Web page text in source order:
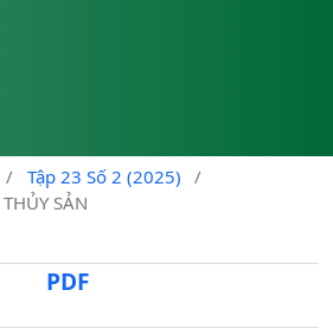
/ Tập 23 Số 2 (2025)
/
SẢN
PDF